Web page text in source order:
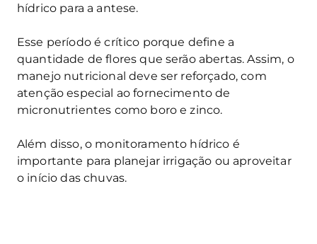
hídrico para a antese.
Esse período é crítico porque define a
quantidade de flores que serão abertas. Assim, o
manejo nutricional deve ser reforçado, com
atenção especial ao fornecimento de
micronutrientes como boro e zinco.
Além disso, o monitoramento hídrico é
importante para planejar irrigação ou aproveitar
o início das chuvas.